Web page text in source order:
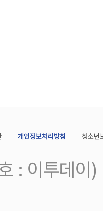
개인정보처리방침 청소년
: 이투데